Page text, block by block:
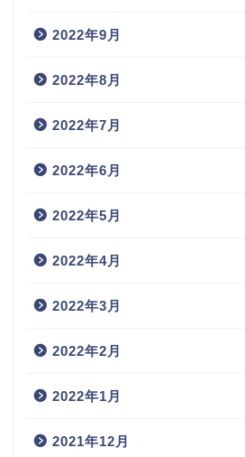
2022年9月
2022年8月
2022年7月
2022年6月
2022年5月
2022年4月
2022年3月
2022年2月
2022年1月
2021年12月